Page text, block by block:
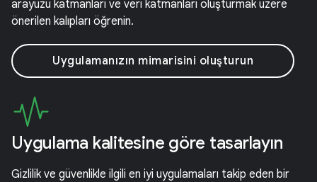
arayüzü katmanları ve veri katmanları oluşturmak üzere
önerilen kalıpları öğrenin.
Uygulamanızın mimarisini oluşturun
Uygulama kalitesine göre tasarlayın
Gizlilik ve güvenlikle ilgili en iyi uygulamaları takip eden bir